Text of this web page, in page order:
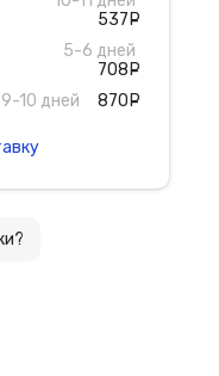
537
5-6 дней
708
9-10 дней 870